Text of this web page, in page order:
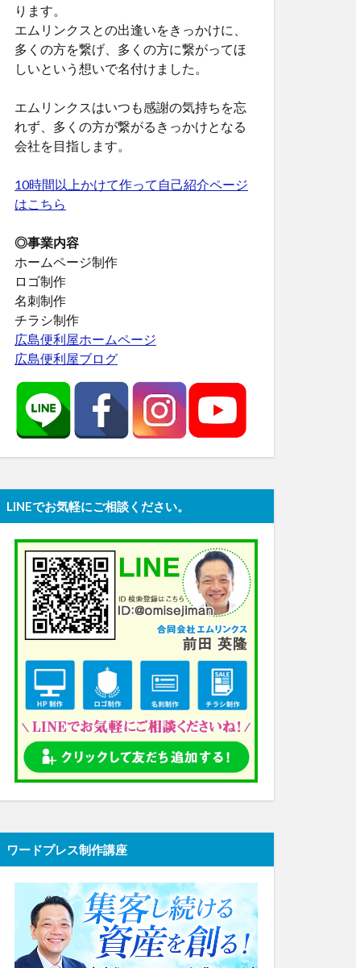
ります。
エムリンクスとの出逢いをきっかけに、
多くの方を繋げ、多くの方に繋がってほ
しいという想いで名付けました。
エムリンクスはいつも感謝の気持ちを忘
れず、多くの方が繋がるきっかけとなる
会社を目指します。
10時間以上かけて作って自己紹介ページ
はこちら
◎事業内容
ホームページ制作
ロゴ制作
名刺制作
チラシ制作
広島便利屋ホームページ
広島便利屋ブログ
LINEでお気軽にご相談ください。
ワードプレス制作講座